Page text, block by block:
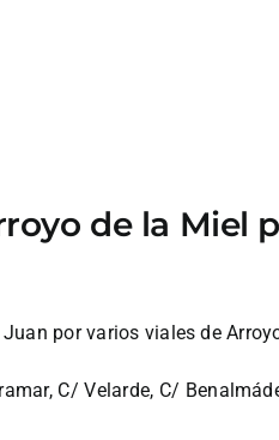
de la Miel
por varios viales de
C/ Velarde, C/